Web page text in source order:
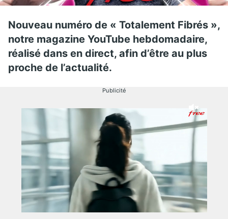
Nouveau numéro de « Totalement Fibrés »,
notre magazine YouTube hebdomadaire,
réalisé dans en direct, afin d’être au plus
proche de l’actualité.
Publicité